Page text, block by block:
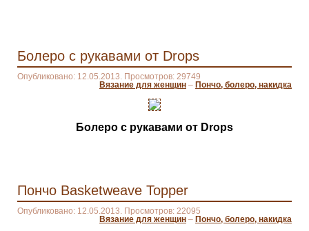
Болеро с рукавами от Drops
Опубликовано: 12.05.2013. Просмотров: 29749
Вязание для женщин – Пончо, болеро, накидка
Болеро с рукавами от Drops
Пончо Basketweave Topper
Опубликовано: 12.05.2013. Просмотров: 22095
Вязание для женщин – Пончо, болеро, накидка